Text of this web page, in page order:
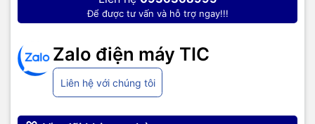
Để được tư vấn và hỗ trợ ngay!!!
Zalo điện máy TIC
Liên hệ với chúng tôi
Quad Core ARM Cortex™ A72 @ 1.8GHz
Memory
Flash 32 GBytes eMMC
Rack Mount 1U